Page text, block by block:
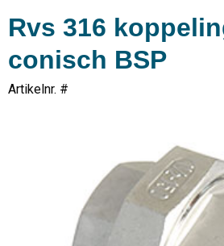
Rvs 316
conisch BSP
Artikelnr. #